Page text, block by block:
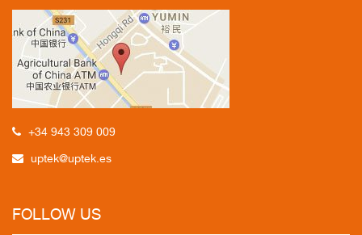
+34 943 309 009
uptek@uptek.es
FOLLOW US